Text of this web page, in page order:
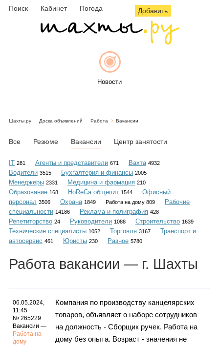
Поиск Кабинет Погода Добавить
Новости
Объявления
Каталог
Инфо
Гороскоп
Шахты.ру Доска объявлений Работа Вакансии
Все Резюме Вакансии Центр занятости
IT 281 Агенты и представители 671 Вахта 4932
Водители 3515 Бухгалтерия и финансы 2005
Менеджеры 2331 Медицина и фармация 210
Образование 168 HoReCa общепит 1544
Офисный
персонал 3506 Охрана 1849 Работа на дому 809
Рабочие
специальности 14186 Реклама и полиграфия 428
Репетиторство 24 Руководители 1088 Строительство 1639
Технические специалисты 1052 Торговля 3167
Транспорт и
автосервис 461 Юристы 230 Разное 5780
Работа вакансии — г. Шахты
06.05.2024,
11:45
№ 265229
Вакансии —
Работа на
дому
Компания по производству канцелярских
товаров, объявляет о наборе сотрудников
на должность - Сборщик ручек. Работа на
дому без опыта. Возраст - значения не